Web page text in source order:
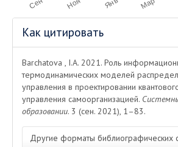
Информация
о статье
Как цитировать
Barchatova , I.A. 2021. Роль
термодинамических моделей
управления в проектировании
управления самоорганизацией.
образовании. 3 (сен. 2021), 1–83.
Другие форматы библиографических